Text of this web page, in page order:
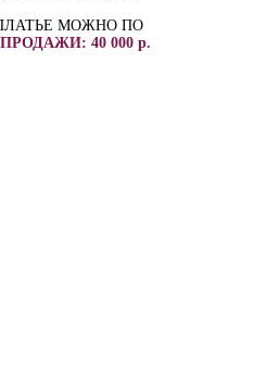
МОЖНО ПО
40 000 р.